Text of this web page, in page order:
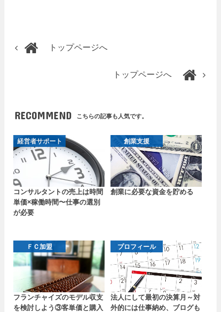
トップページへ
トップページへ
RECOMMEND こちらの記事も人気です。
経営者サポート
コンサルタントの売上は時間
単価×稼働時間〜仕事の選別
が必要
創業支援
創業に必要な資金を貯める
ＦＣ加盟
フランチャイズのモデル収支
を検討しよう③客単価と購入
プロフィール
法人にして最初の決算月～対
外的には仕事納め、ブログも